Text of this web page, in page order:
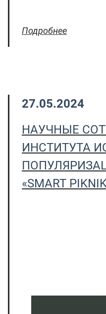
Подробнее
27.05.2024
НАУЧНЫЕ
ИНСТИТУТА
«SMART